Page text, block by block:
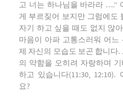
고 너는 하나님을 바라라 ….”
게 부르짖어 보지만 그럼에도
자기 하고 싶을 때도 없지 않
마음이 아파 고통스러워 어느
제 자신의 모습도 보곤 합니다.
의 약함을 오히려 자랑하며
하고 있습니다(11:30, 12:10).
요?